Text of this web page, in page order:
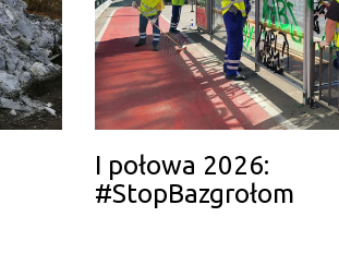
I połowa 2026:
#StopBazgrołom